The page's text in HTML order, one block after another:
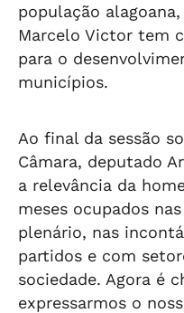
população
Marcelo Victor tem
para o
municípios.
Ao final da sessão
Câmara, deputado
a relevância da
meses ocupados
plenário, nas
partidos e com
sociedade. Agora é
expressarmos o